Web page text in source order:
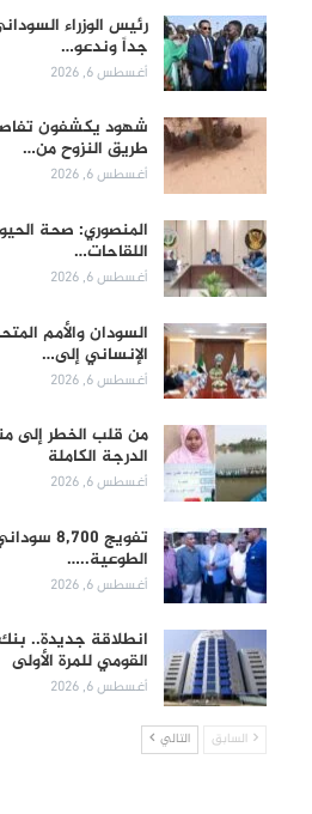
رئيس الوزراء
جداً وندعو…
أغسطس 6, 2026
طريق النزوح من…
أغسطس 6, 2026
المنصوري: صحة
اللقاحات…
أغسطس 6, 2026
السودان والأمم
الإنساني إلى…
أغسطس 6, 2026
من قلب الخطر إلى
الدرجة الكاملة
أغسطس 6, 2026
تفويج
الطوعية..…
أغسطس 6, 2026
انطلاقة جديدة..
القومي للمرة الأولى
أغسطس 6, 2026
السابق التالي